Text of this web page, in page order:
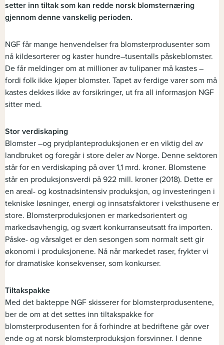
setter inn tiltak som kan redde norsk blomsternæring
gjennom denne vanskelig perioden.
NGF får mange henvendelser fra blomsterprodusenter som
nå kildesorterer og kaster hundre–tusentalls påskeblomster.
De får meldinger om at millioner av tulipaner må kastes –
fordi folk ikke kjøper blomster. Tapet av ferdige varer som må
kastes dekkes ikke av forsikringer, ut fra all informasjon NGF
sitter med.
Stor verdiskaping
Blomster –og prydplanteproduksjonen er en viktig del av
landbruket og foregår i store deler av Norge. Denne sektoren
står for en verdiskaping på over 1,1 mrd. kroner. Blomstene
står en produksjonsverdi på 922 mill. kroner (2018). Dette er
en areal- og kostnadsintensiv produksjon, og investeringen i
tekniske løsninger, energi og innsatsfaktorer i veksthusene er
store. Blomsterproduksjonen er markedsorientert og
markedsavhengig, og svært konkurranseutsatt fra importen.
Påske- og vårsalget er den sesongen som normalt sett gir
økonomi i produksjonene. Nå når markedet raser, frykter vi
for dramatiske konsekvenser, som konkurser.
Tiltakspakke
Med det bakteppe NGF skisserer for blomsterprodusentene,
ber de om at det settes inn tiltakspakke for
blomsterprodusenten for å forhindre at bedriftene går over
ende og at norsk blomsterproduksjon forsvinner. I denne